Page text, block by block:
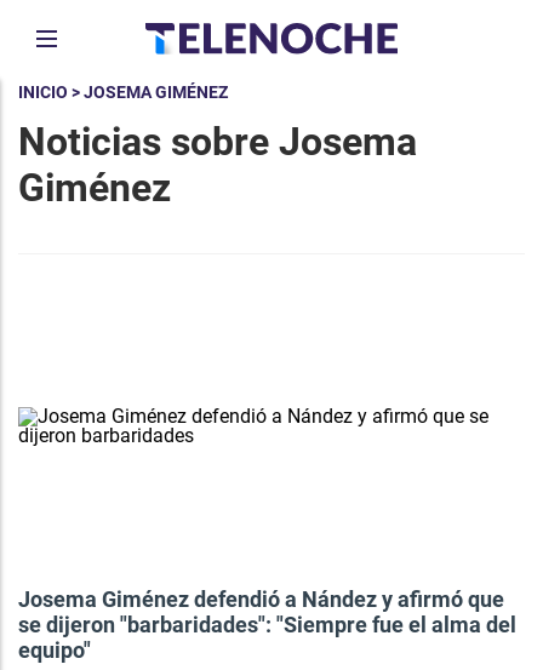
INICIO > JOSEMA GIMÉNEZ
Noticias sobre Josema
Giménez
Josema Giménez defendió a Nández y afirmó que
se dijeron "barbaridades": "Siempre fue el alma del
equipo"